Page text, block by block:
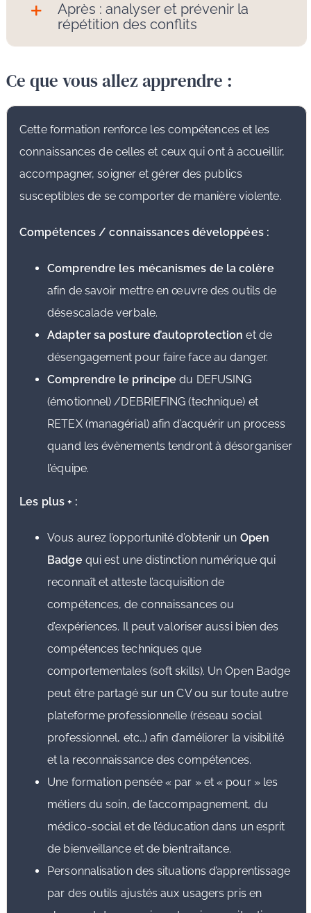
Après : analyser et prévenir la
répétition des conflits
Ce que vous allez apprendre :
Cette formation renforce les compétences et les
connaissances de celles et ceux qui ont à accueillir,
accompagner, soigner et gérer des publics
susceptibles de se comporter de manière violente.
Compétences / connaissances développées :
Comprendre les mécanismes de la colère
afin de savoir mettre en œuvre des outils de
désescalade verbale.
Adapter sa posture d’autoprotection et de
désengagement pour faire face au danger.
Comprendre le principe du DEFUSING
(émotionnel) /DEBRIEFING (technique) et
RETEX (managérial) afin d’acquérir un process
quand les évènements tendront à désorganiser
l’équipe.
Les plus + :
Vous aurez l’opportunité d’obtenir un Open
Badge qui est une distinction numérique qui
reconnaît et atteste l’acquisition de
compétences, de connaissances ou
d’expériences. Il peut valoriser aussi bien des
compétences techniques que
comportementales (soft skills). Un Open Badge
peut être partagé sur un CV ou sur toute autre
plateforme professionnelle (réseau social
professionnel, etc…) afin d’améliorer la visibilité
et la reconnaissance des compétences.
Une formation pensée « par » et « pour » les
métiers du soin, de l’accompagnement, du
médico-social et de l’éducation dans un esprit
de bienveillance et de bientraitance.
Personnalisation des situations d’apprentissage
par des outils ajustés aux usagers pris en